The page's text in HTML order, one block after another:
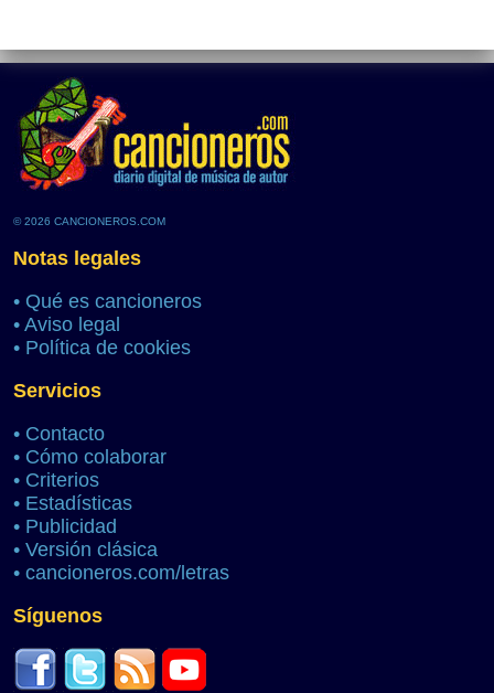
© 2026 CANCIONEROS.COM
Notas legales
• Qué es cancioneros
• Aviso legal
• Política de cookies
Servicios
• Contacto
• Cómo colaborar
• Criterios
• Estadísticas
• Publicidad
• Versión clásica
• cancioneros.com/letras
Síguenos